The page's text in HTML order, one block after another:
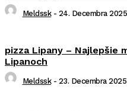
Meldssk - 24. Decembra 2025
pizza Lipany – Najlepšie
Lipanoch
Meldssk - 23. Decembra 2025